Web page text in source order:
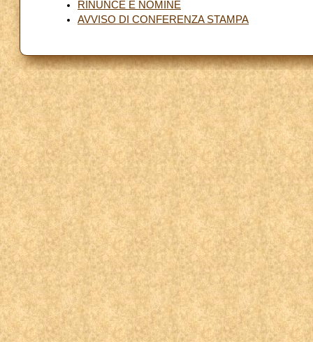
RINUNCE E NOMINE
AVVISO DI CONFERENZA STAMPA